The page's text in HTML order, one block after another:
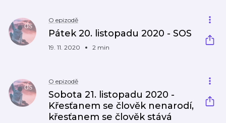
O epizodě
Pátek 20. listopadu 2020 - SOS
19. 11. 2020 2 min
O epizodě
Sobota 21. listopadu 2020 -
Křesťanem se člověk nenarodí,
křesťanem se člověk stává